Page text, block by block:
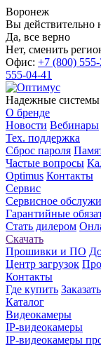
Воронеж
Вы действительно
Да, все верно
Нет, сменить
Офис: +7 (800)
555-04-41
Надежные системы
О бренде
Новости Вебинары
Тех. поддержка
Сброс пароля
Частые вопросы
Optimus Контакты
Сервис
Сервисное
Гарантийные
Стать дилером
Скачать
Прошивки и ПО
Центр загрузок
Контакты
Где купить
Каталог
Видеокамеры
IP-видеокамеры
IP-видеокамеры